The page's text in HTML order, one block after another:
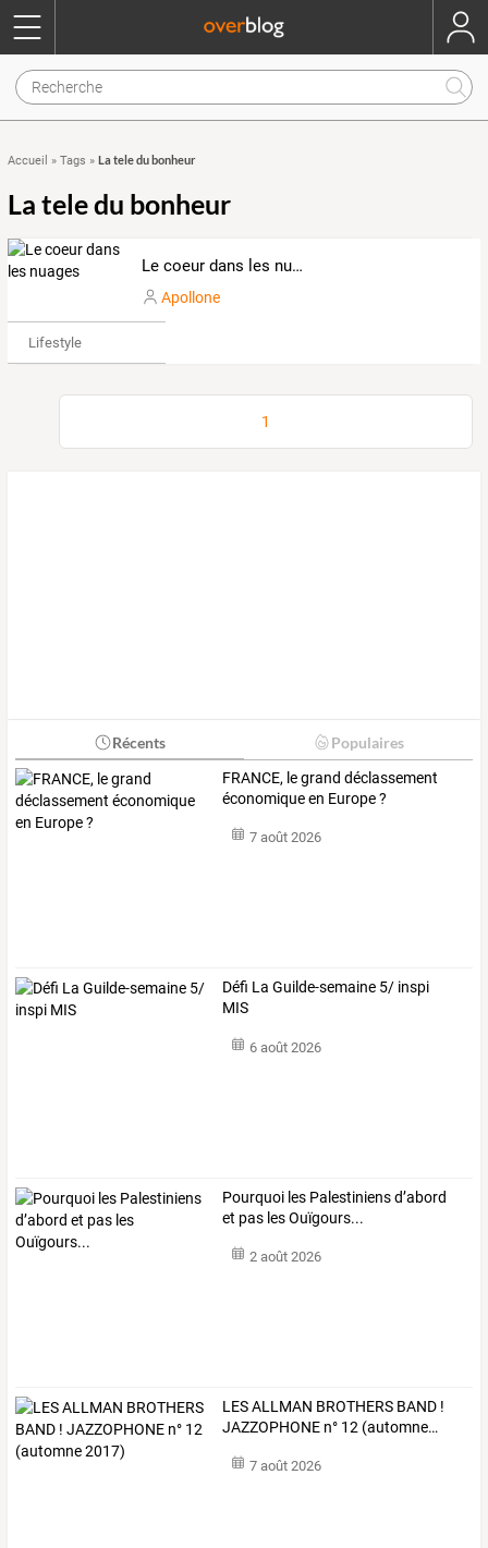
Accueil » Tags » La tele du bonheur
La tele du bonheur
Le coeur dans les nuages
Apollone
Lifestyle
1
Récents Populaires
FRANCE, le grand déclassement
économique en Europe ?
7 août 2026
Défi La Guilde-semaine 5/ inspi
MIS
6 août 2026
Pourquoi les Palestiniens d’abord
et pas les Ouïgours...
2 août 2026
LESALLMAN BROTHERS BAND !
JAZZOPHONE n° 12 (automne…
7 août 2026